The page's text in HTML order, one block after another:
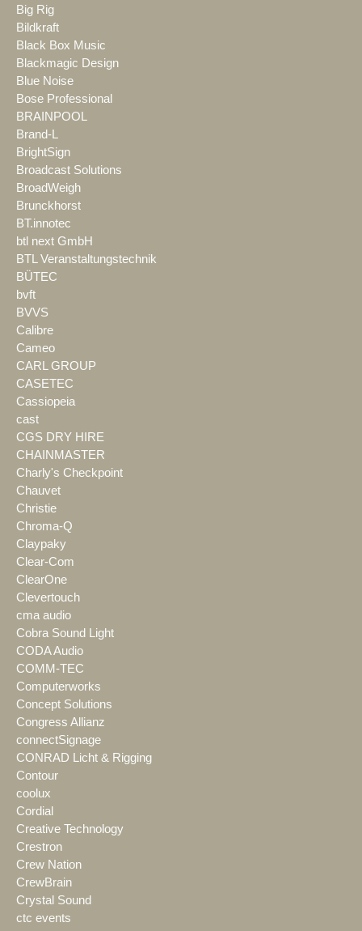
Big Rig
Bildkraft
Black Box Music
Blackmagic Design
Blue Noise
Bose Professional
BRAINPOOL
Brand-L
BrightSign
Broadcast Solutions
BroadWeigh
Brunckhorst
BT.innotec
btl next GmbH
BTL Veranstaltungstechnik
BÜTEC
bvft
BVVS
Calibre
Cameo
CARL GROUP
CASETEC
Cassiopeia
cast
CGS DRY HIRE
CHAINMASTER
Charly's Checkpoint
Chauvet
Christie
Chroma-Q
Claypaky
Clear-Com
ClearOne
Clevertouch
cma audio
Cobra Sound Light
CODA Audio
COMM-TEC
Computerworks
Concept Solutions
Congress Allianz
connectSignage
CONRAD Licht & Rigging
Contour
coolux
Cordial
Creative Technology
Crestron
Crew Nation
CrewBrain
Crystal Sound
ctc events